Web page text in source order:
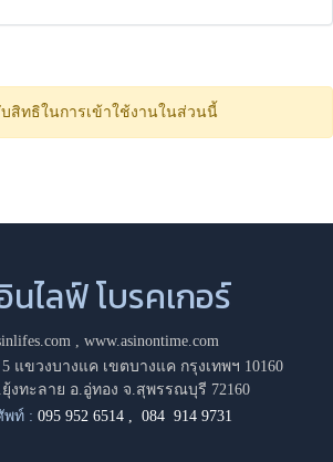
สิทธิในการเข้าใช้งานในส่วนนี้
นไลฟ์ โบรคเกอร์
, www.asinontime.com
แขวงบางแค เขตบางแค กรุงเทพฯ 10160
งทะลาย อ.อู่ทอง จ.สุพรรณบุรี 72160
พท์ : 095 952 6514 ,084 914 9731